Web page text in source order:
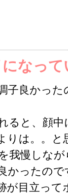
なって
子良かっ
ると、顔
りは。。
我慢しな
かったの
が目立って